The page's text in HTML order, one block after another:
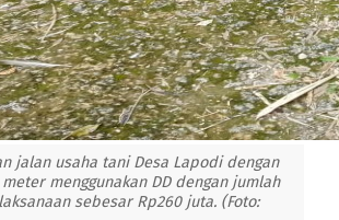
jalan usaha tani Desa Lapodi dengan
menggunakan DD dengan jumlah
sebesar Rp260 juta. (Foto: